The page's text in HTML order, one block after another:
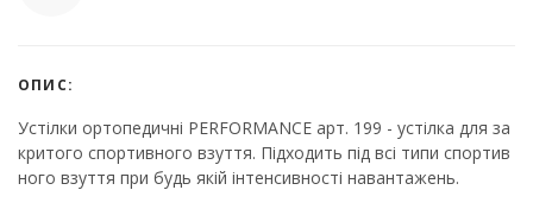
ОПИС:
Устілки ортопедичні PERFORMANCE арт. 199 - устілка для за
критого спортивного взуття. Підходить під всі типи спортив
ного взуття при будь якій інтенсивності навантажень.